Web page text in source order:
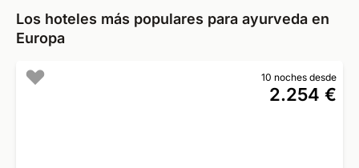
Los hoteles más populares para ayurveda en
Europa
10 noches desde
2.254 €